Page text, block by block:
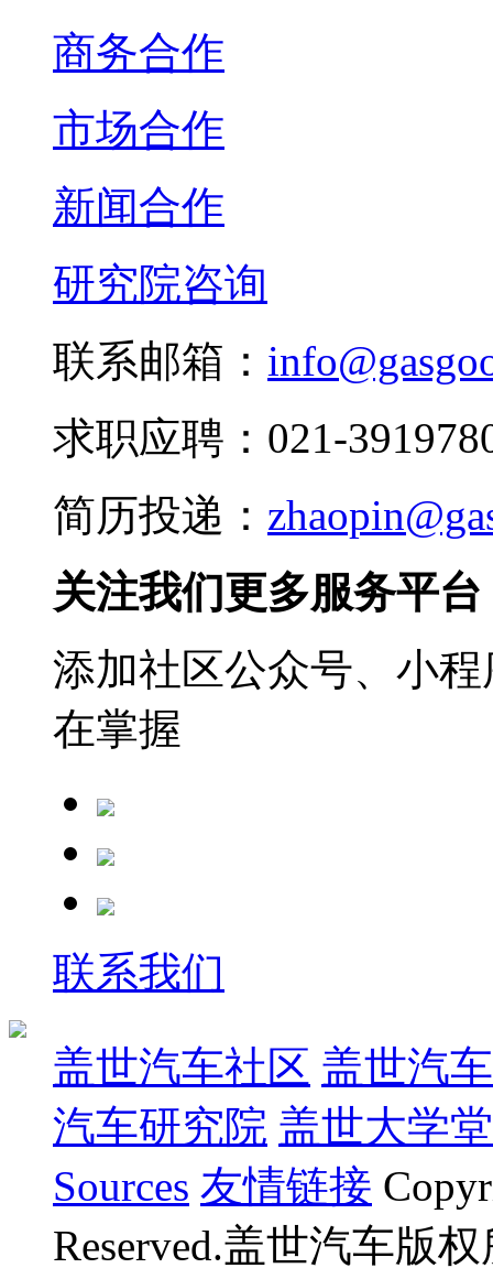
商务合作
市场合作
新闻合作
研究院咨询
联系邮箱：
求职应聘：021-
简历投递：
关注我们更多服务平台
添加社区公众号、小
在掌握
联系我们
盖世汽车社区 盖世汽
汽车研究院 盖世大学堂
Sources 友情链接
Reserved.盖世汽车版